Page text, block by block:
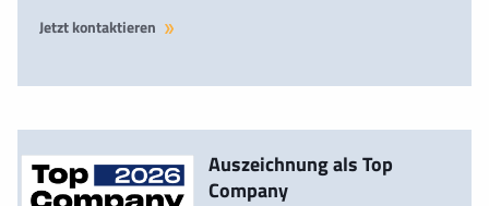
Jetzt kontaktieren
Auszeichnung als Top
Company